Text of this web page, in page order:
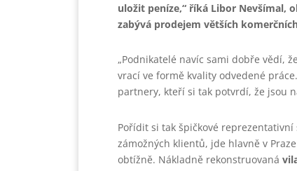
uložit peníze,“ říká Libor Nevšímal,
zabývá prodejem větších
„Podnikatelé navíc sami dobře vědí,
vrací ve formě kvality odvedené
partnery, kteří si tak potvrdí, že jsou
Pořídit si tak špičkové
zámožných klientů, jde hlavně v
obtížně. Nákladně rekonstruovaná